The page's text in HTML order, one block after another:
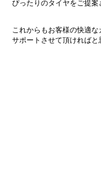
ぴったりのタイヤをご提案
これからもお客様の快適
サポートさせて頂ければと